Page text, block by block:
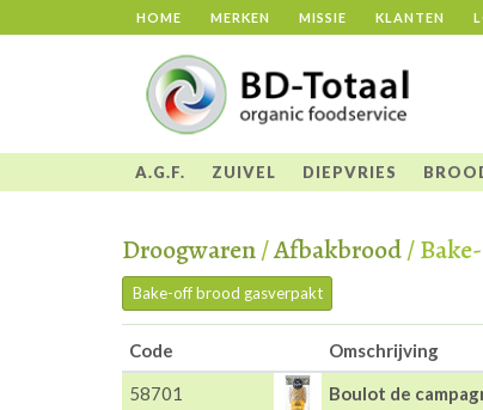
HOME MERKEN MISSIE KLANTEN
A.G.F. ZUIVEL DIEPVRIES
Droogwaren/Afbakbrood/
Bake-off brood gasverpakt
Code Omschrijving
58701
Boulot de